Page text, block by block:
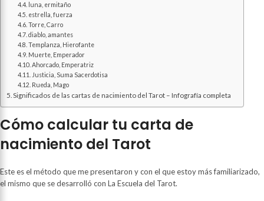
luna, ermitaño
estrella, fuerza
Torre, Carro
diablo, amantes
Templanza, Hierofante
Muerte, Emperador
Ahorcado, Emperatriz
Justicia, Suma Sacerdotisa
Rueda, Mago
Significados de las cartas de nacimiento del Tarot – Infografía completa
Cómo calcular tu carta de
nacimiento del Tarot
Este es el método que me presentaron y con el que estoy más familiarizado,
el mismo que se desarrolló con La Escuela del Tarot.